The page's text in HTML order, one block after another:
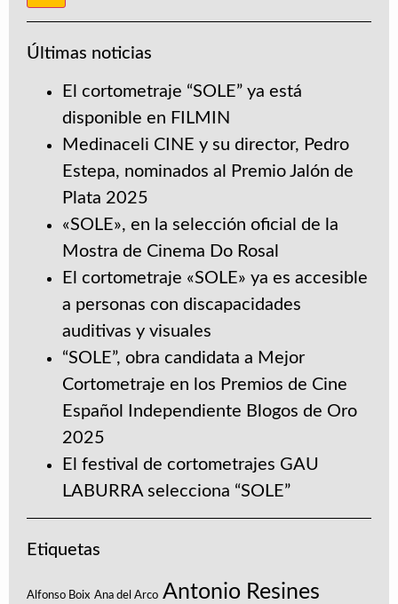
Últimas noticias
El cortometraje “SOLE” ya está
disponible en FILMIN
Medinaceli CINE y su director, Pedro
Estepa, nominados al Premio Jalón de
Plata 2025
«SOLE», en la selección oficial de la
Mostra de Cinema Do Rosal
El cortometraje «SOLE» ya es accesible
a personas con discapacidades
auditivas y visuales
“SOLE”, obra candidata a Mejor
Cortometraje en los Premios de Cine
Español Independiente Blogos de Oro
2025
El festival de cortometrajes GAU
LABURRA selecciona “SOLE”
Etiquetas
Alfonso Boix Ana del Arco Antonio Resines